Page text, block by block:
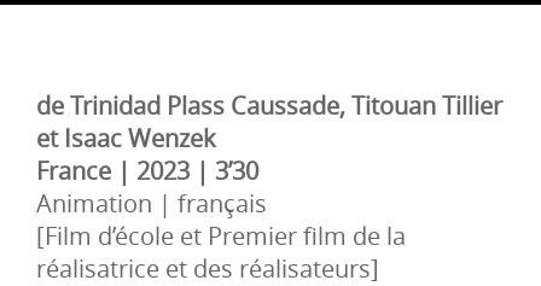
de Trinidad Plass Caussade, Titouan Tillier
et Isaac Wenzek
France | 2023 | 3’30
Animation | français
[Film d’école et Premier film de la
réalisatrice et des réalisateurs]